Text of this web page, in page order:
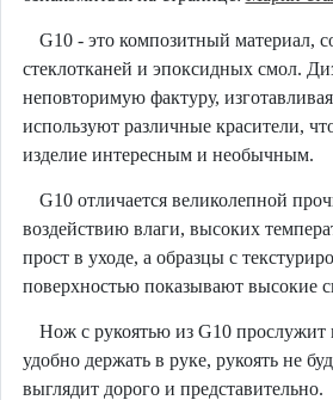
G10 - это композитный материал,
стеклотканей и эпоксидных смол.
неповторимую фактуру,
используют различные красители,
изделие интересным и необычным.
G10 отличается великолепной
воздействию влаги, высоких
прост в уходе, а образцы с
поверхностью показывают высокие
Нож с рукоятью из G10 прослужит
удобно держать в руке, рукоять не
выглядит дорого и представительно.